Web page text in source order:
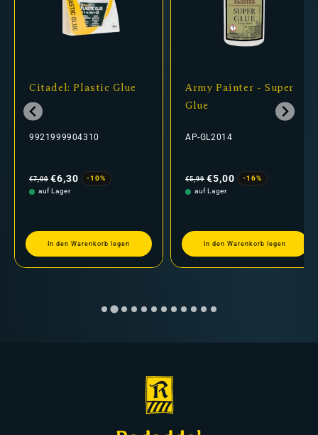
Citadel: Plastic Glue
9921999904310
Preis
€7,00 €6,30
-10%
auf Lager
In den Warenkorb legen
Army Painter - Super
Glue
AP-GL2014
Preis
€5,99 €5,00
-16%
auf Lager
In den Warenkorb legen